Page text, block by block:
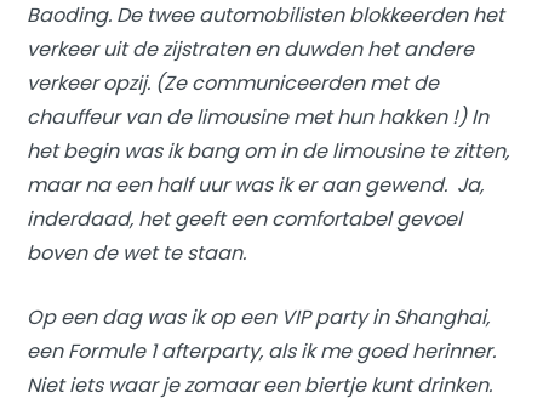
Baoding. De twee automobilisten blokkeerden het
verkeer uit de zijstraten en duwden het andere
verkeer opzij. (Ze communiceerden met de
chauffeur van de limousine met hun hakken !) In
het begin was ik bang om in de limousine te zitten,
maar na een half uur was ik er aan gewend. Ja,
inderdaad, het geeft een comfortabel gevoel
boven de wet te staan.
Op een dag was ik op een VIP party in Shanghai,
een Formule 1 afterparty, als ik me goed herinner.
Niet iets waar je zomaar een biertje kunt drinken.